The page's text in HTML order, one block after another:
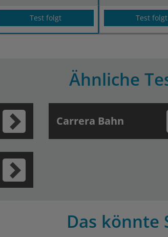
Test folgt Test folgt
Ähnliche
Carrera Bahn
Das könnte